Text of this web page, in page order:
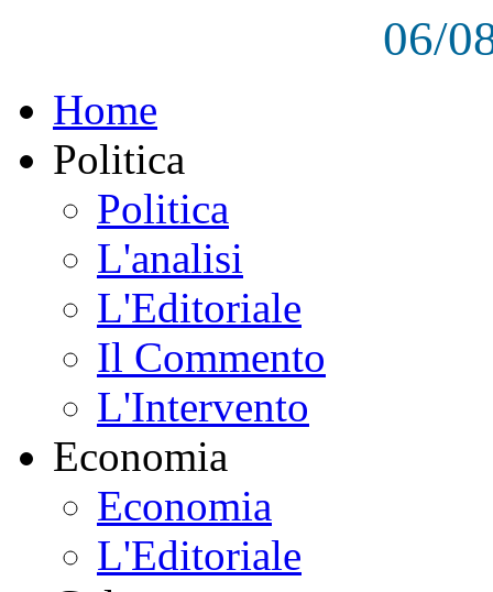
06/
Home
Politica
Politica
L'analisi
L'Editoriale
Il Commento
L'Intervento
Economia
Economia
L'Editoriale